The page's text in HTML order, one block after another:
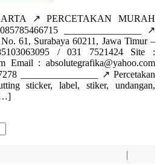
↗️ PERCETAKAN MURAH
________________ ↗️
61, Surabaya 60211, Jawa Timur –
/ 031 7521424 Site :
Email : absolutegrafika@yahoo.com
________________ ↗️ Percetakan
sticker, label, stiker, undangan,